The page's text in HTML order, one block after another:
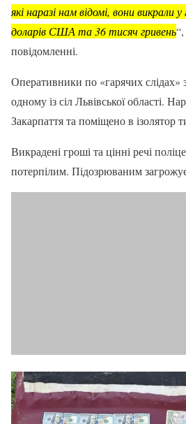
які наразі нам відомі, вони викрали
доларів США та 36 тисяч гривень
повідомленні.
Оперативники по «гарячих слідах»
одному із сіл Львівської області.
Закарпаття та поміщено в ізолятор
Викрадені гроші та цінні речі
потерпілим. Підозрюваним